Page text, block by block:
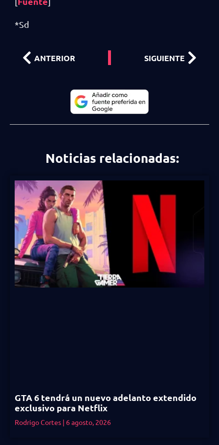
*Sd
ANTERIOR SIGUIENTE
Noticias relacionadas:
GTA 6 tendrá un nuevo adelanto extendido
exclusivo para Netflix
Rodrigo Cortes 6 agosto, 2026